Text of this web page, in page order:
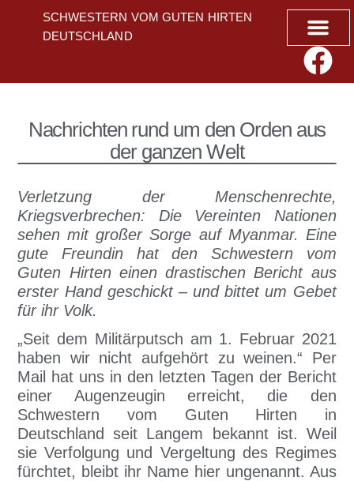
SCHWESTERN VOM GUTEN HIRTEN
DEUTSCHLAND
Nachrichten rund um den Orden aus
der ganzen Welt
Verletzung der Menschenrechte,
Kriegsverbrechen: Die Vereinten Nationen
sehen mit großer Sorge auf Myanmar. Eine
gute Freundin hat den Schwestern vom
Guten Hirten einen drastischen Bericht aus
erster Hand geschickt – und bittet um Gebet
für ihr Volk.
„Seit dem Militärputsch am 1. Februar 2021
haben wir nicht aufgehört zu weinen.“ Per
Mail hat uns in den letzten Tagen der Bericht
einer Augenzeugin erreicht, die den
Schwestern vom Guten Hirten in
Deutschland seit Langem bekannt ist. Weil
sie Verfolgung und Vergeltung des Regimes
fürchtet, bleibt ihr Name hier ungenannt. Aus